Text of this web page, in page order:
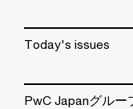
Today's issues
PwC Japanグルー